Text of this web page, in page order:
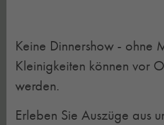
Keine Dinnershow - ohne
Kleinigkeiten können vor
werden.
Erleben Sie Auszüge aus